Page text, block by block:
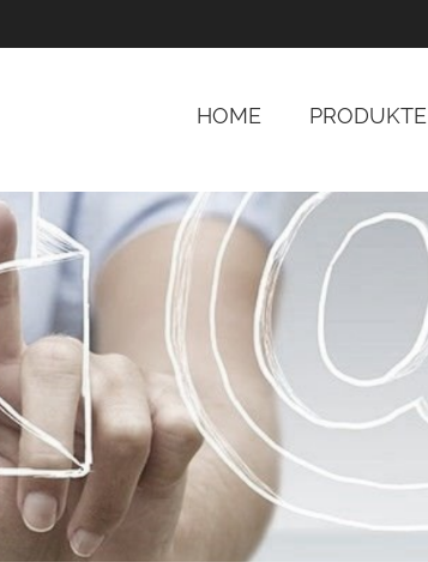
HOME PRODUKTE